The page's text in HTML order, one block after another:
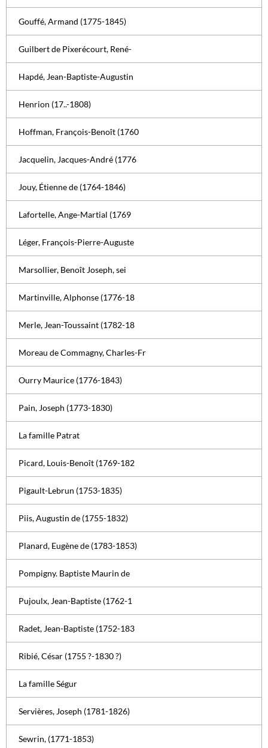
Gouffé, Armand (1775-1845)
Guilbert de Pixerécourt, René-
Hapdé, Jean-Baptiste-Augustin
Henrion (17..-1808)
Hoffman, François-Benoît (1760
Jacquelin, Jacques-André (1776
Jouy, Étienne de (1764-1846)
Lafortelle, Ange-Martial (1769
Léger, François-Pierre-Auguste
Marsollier, Benoît Joseph, sei
Martinville, Alphonse (1776-18
Merle, Jean-Toussaint (1782-18
Moreau de Commagny, Charles-Fr
Ourry Maurice (1776-1843)
Pain, Joseph (1773-1830)
La famille Patrat
Picard, Louis-Benoît (1769-182
Pigault-Lebrun (1753-1835)
Piis, Augustin de (1755-1832)
Planard, Eugène de (1783-1853)
Pompigny. Baptiste Maurin de
Pujoulx, Jean-Baptiste (1762-1
Radet, Jean-Baptiste (1752-183
Ribié, César (1755 ?-1830 ?)
La famille Ségur
Servières, Joseph (1781-1826)
Sewrin, (1771-1853)